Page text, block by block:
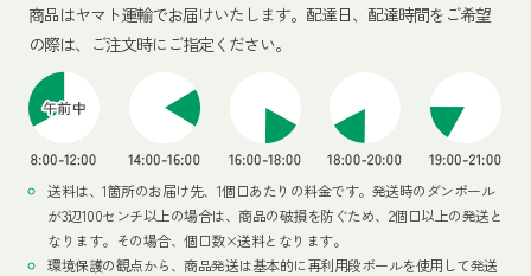
商品はヤマト運輸でお届けいたします。 配達日、配達時間をご希望
の際は、ご注文時にご指定ください。
送料は、1箇所のお届け先、1個口あたりの料金です。発送時のダンボール
が3辺100センチ以上の場合は、商品の破損を防ぐため、2個口以上の発送と
なります。その場合、個口数×送料となります。
環境保護の観点から、商品発送は基本的に再利用段ボールを使用して発送